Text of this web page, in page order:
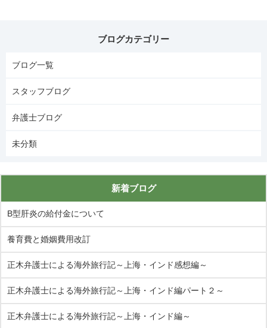
ブログカテゴリー
ブログ一覧
スタッフブログ
弁護士ブログ
未分類
新着ブログ
B型肝炎の給付金について
養育費と婚姻費用改訂
正木弁護士による海外旅行記～上海・インド感想編～
正木弁護士による海外旅行記～上海・インド編パート２～
正木弁護士による海外旅行記～上海・インド編～